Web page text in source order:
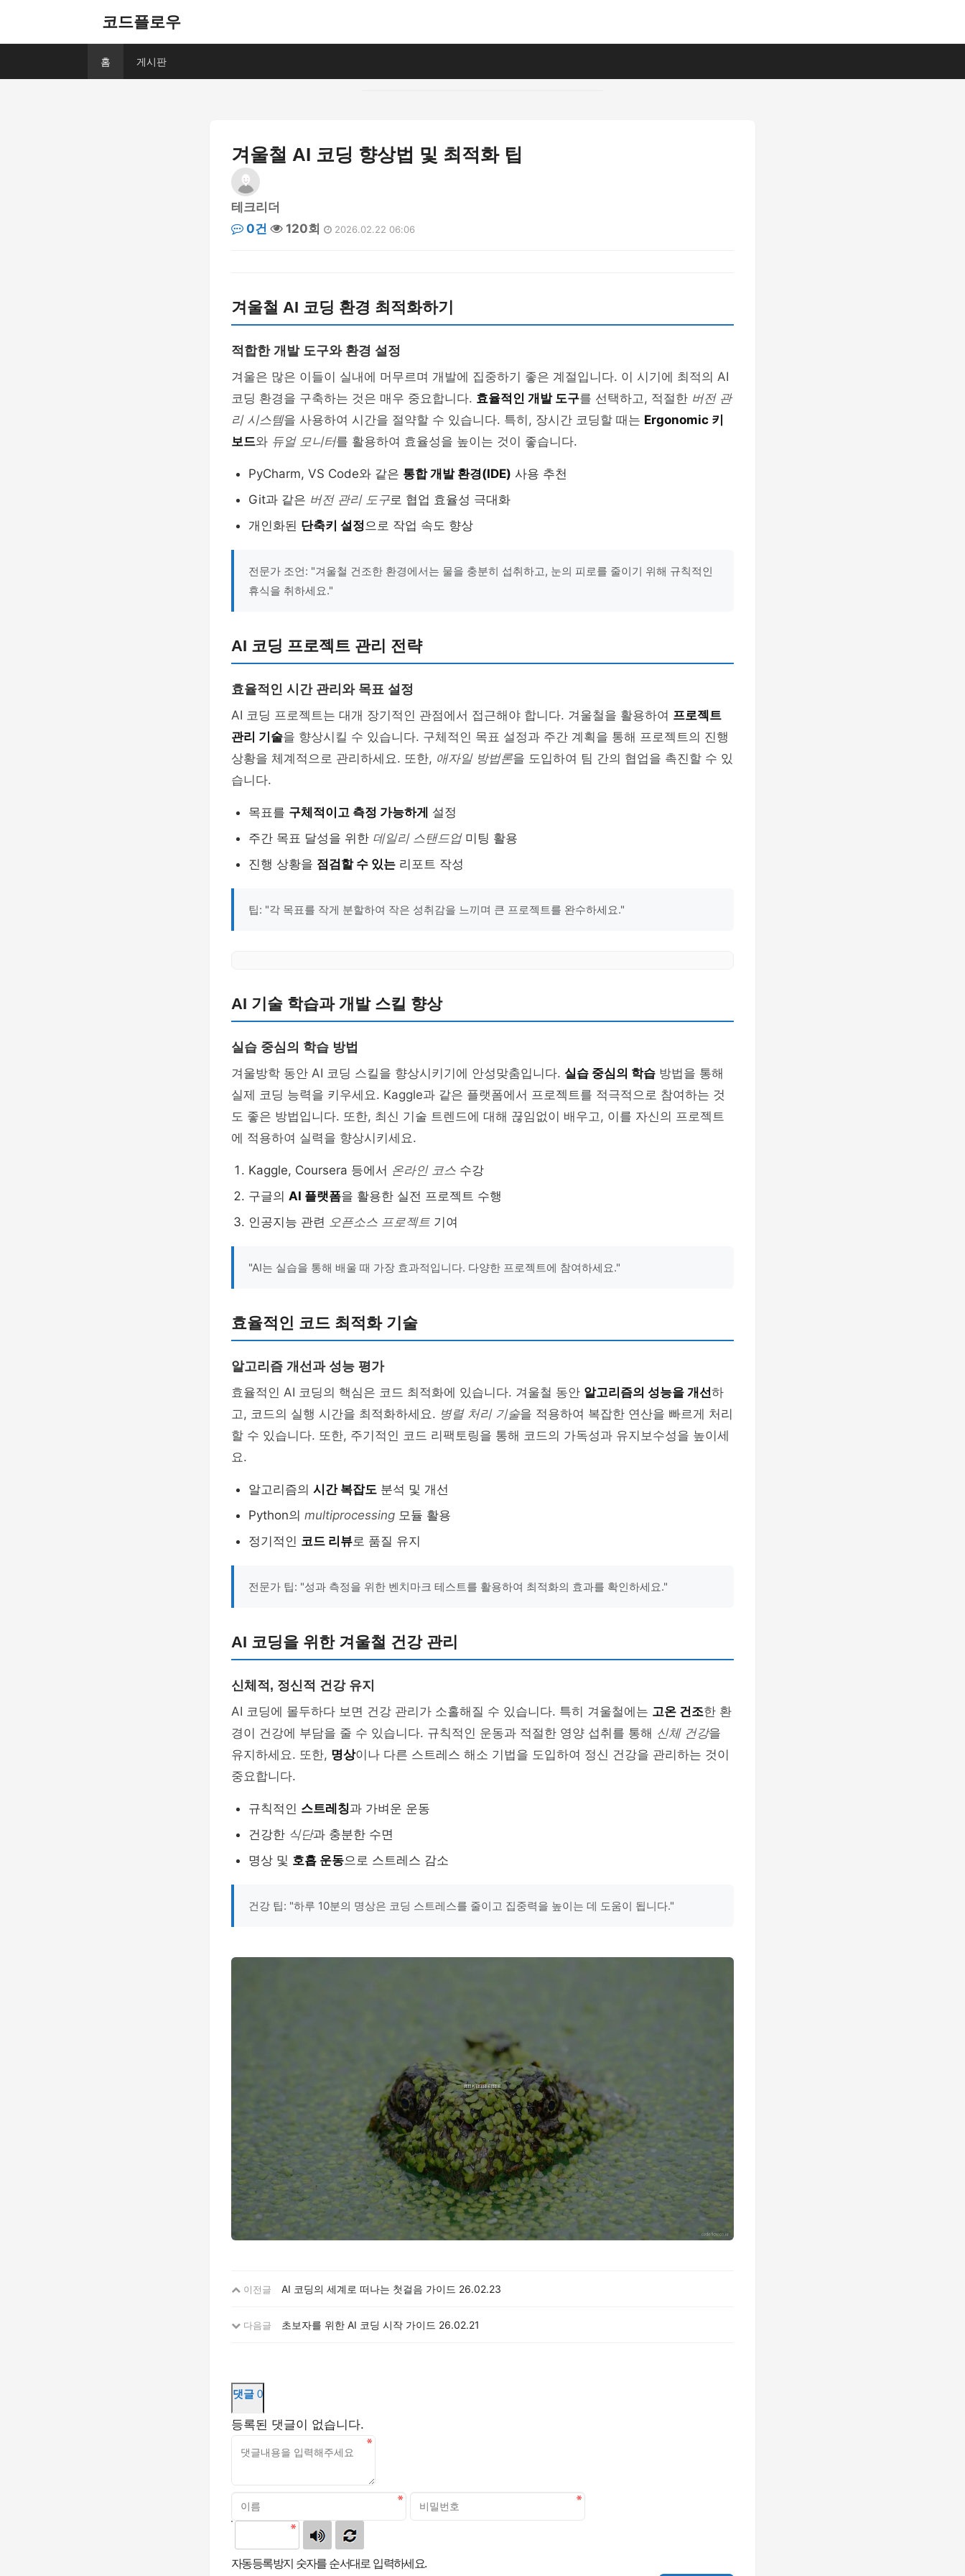
코드플로우
홈 게시판
겨울철 AI 코딩 향상법 및 최적화 팁
테크리더
0건
120회 2026.02.22 06:06
겨울철 AI 코딩 환경 최적화하기
적합한 개발 도구와 환경 설정
겨울은 많은 이들이 실내에 머무르며 개발에 집중하기 좋은 계절입니다. 이 시기에 최적의 AI
코딩 환경을 구축하는 것은 매우 중요합니다. 효율적인 개발 도구를 선택하고, 적절한 버전 관
리 시스템을 사용하여 시간을 절약할 수 있습니다. 특히, 장시간 코딩할 때는 Ergonomic 키
보드와 듀얼 모니터를 활용하여 효율성을 높이는 것이 좋습니다.
PyCharm, VS Code와 같은 통합 개발 환경(IDE) 사용 추천
Git과 같은 버전 관리 도구로 협업 효율성 극대화
개인화된 단축키 설정으로 작업 속도 향상
전문가 조언: "겨울철 건조한 환경에서는 물을 충분히 섭취하고, 눈의 피로를 줄이기 위해 규칙적인
휴식을 취하세요."
AI 코딩 프로젝트 관리 전략
효율적인 시간 관리와 목표 설정
AI 코딩 프로젝트는 대개 장기적인 관점에서 접근해야 합니다. 겨울철을 활용하여 프로젝트
관리 기술을 향상시킬 수 있습니다. 구체적인 목표 설정과 주간 계획을 통해 프로젝트의 진행
상황을 체계적으로 관리하세요. 또한, 애자일 방법론을 도입하여 팀 간의 협업을 촉진할 수 있
습니다.
목표를 구체적이고 측정 가능하게 설정
주간 목표 달성을 위한 데일리 스탠드업미팅 활용
진행 상황을 점검할 수 있는 리포트 작성
팁: "각 목표를 작게 분할하여 작은 성취감을 느끼며 큰 프로젝트를 완수하세요."
AI 기술 학습과 개발 스킬 향상
실습 중심의 학습 방법
겨울방학 동안 AI 코딩 스킬을 향상시키기에 안성맞춤입니다. 실습 중심의 학습 방법을 통해
실제 코딩 능력을 키우세요. Kaggle과 같은 플랫폼에서 프로젝트를 적극적으로 참여하는 것
도 좋은 방법입니다. 또한, 최신 기술 트렌드에 대해 끊임없이 배우고, 이를 자신의 프로젝트
에 적용하여 실력을 향상시키세요.
Kaggle, Coursera 등에서 온라인 코스 수강
구글의 AI 플랫폼을 활용한 실전 프로젝트 수행
인공지능 관련 오픈소스 프로젝트 기여
"AI는 실습을 통해 배울 때 가장 효과적입니다. 다양한 프로젝트에 참여하세요."
효율적인 코드 최적화 기술
알고리즘 개선과 성능 평가
효율적인 AI 코딩의 핵심은 코드 최적화에 있습니다. 겨울철 동안 알고리즘의 성능을 개선하
고, 코드의 실행 시간을 최적화하세요. 병렬 처리 기술을 적용하여 복잡한 연산을 빠르게 처리
할 수 있습니다. 또한, 주기적인 코드 리팩토링을 통해 코드의 가독성과 유지보수성을 높이세
요.
알고리즘의 시간 복잡도 분석 및 개선
Python의 multiprocessing 모듈 활용
정기적인 코드 리뷰로 품질 유지
전문가 팁: "성과 측정을 위한 벤치마크 테스트를 활용하여 최적화의 효과를 확인하세요."
AI 코딩을 위한 겨울철 건강 관리
신체적, 정신적 건강 유지
AI 코딩에 몰두하다 보면 건강 관리가 소홀해질 수 있습니다. 특히 겨울철에는 고온 건조한 환
경이 건강에 부담을 줄 수 있습니다. 규칙적인 운동과 적절한 영양 섭취를 통해 신체 건강을
유지하세요. 또한, 명상이나 다른 스트레스 해소 기법을 도입하여 정신 건강을 관리하는 것이
중요합니다.
규칙적인 스트레칭과 가벼운 운동
건강한 식단과 충분한 수면
명상 및 호흡 운동으로 스트레스 감소
건강 팁: "하루 10분의 명상은 코딩 스트레스를 줄이고 집중력을 높이는 데 도움이 됩니다."
이전글 AI 코딩의 세계로 떠나는 첫걸음 가이드 26.02.23
다음글 초보자를 위한 AI 코딩 시작 가이드 26.02.21
댓글 0
등록된 댓글이 없습니다.
자동등록방지 숫자를 순서대로 입력하세요.